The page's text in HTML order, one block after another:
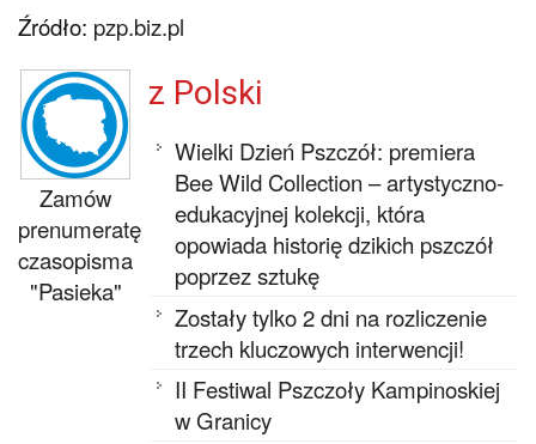
Źródło: pzp.biz.pl
Zamów
prenumeratę
czasopisma
"Pasieka"
z Polski
Wielki Dzień Pszczół: premiera
Bee Wild Collection – artystyczno-
edukacyjnej kolekcji, która
opowiada historię dzikich pszczół
poprzez sztukę
Zostały tylko 2 dni na rozliczenie
trzech kluczowych interwencji!
II Festiwal Pszczoły Kampinoskiej
w Granicy